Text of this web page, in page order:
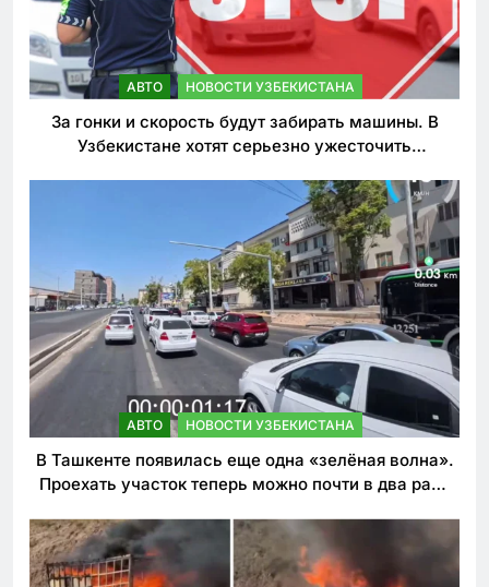
АВТО НОВОСТИ УЗБЕКИСТАНА
За гонки и скорость будут забирать машины. В
Узбекистане хотят серьезно ужесточить
АВТО НОВОСТИ УЗБЕКИСТАНА
В Ташкенте появилась еще одна «зелёная волна».
Проехать участок теперь можно почти в два раза